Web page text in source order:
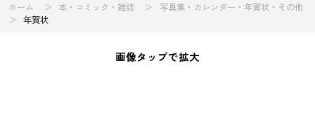
ホーム 本・コミック・雑誌
写真集・カレンダー・年賀状・その他
年賀状
画像タップで拡大